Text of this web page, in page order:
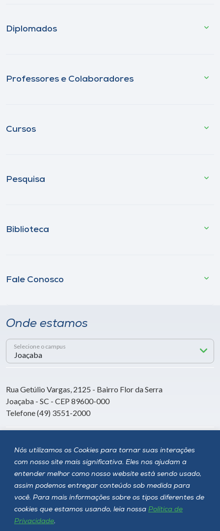
Nós utilizamos os Cookies para tornar suas interações
com nosso site mais significativa. Eles nos ajudam a
entender melhor como nosso website está sendo usado,
assim podemos entregar conteúdo sob medida para
você. Para mais informações sobre os tipos diferentes de
cookies que estamos usando, leia nossa Política de
Privacidade.
Diplomados
Professores e Colaboradores
Cursos
Pesquisa
Biblioteca
Fale Conosco
Onde estamos
Selecione o campus
Rua Getúlio Vargas, 2125 - Bairro Flor da Serra
Joaçaba - SC - CEP 89600-000
Telefone (49) 3551-2000
Siga a Unoesc